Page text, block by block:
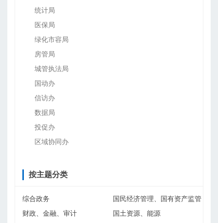
统计局
医保局
绿化市容局
房管局
城管执法局
国动办
信访办
数据局
投促办
区域协同办
按主题分类
综合政务
国民经济管理、国有资产监管
财政、金融、审计
国土资源、能源